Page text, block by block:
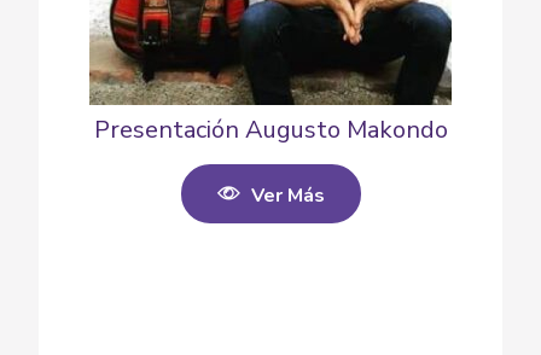
Presentación Augusto Makondo
Ver Más